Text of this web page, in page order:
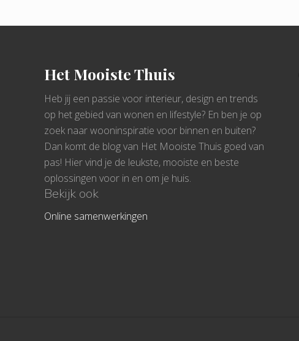
Het Mooiste Thuis
Heb jij een passie voor interieur, design en trends
op het gebied van wonen en lifestyle? En ben je op
zoek naar wooninspiratie voor binnen en buiten?
Dan komt de blog van Het Mooiste Thuis goed van
pas! Hier vind je de leukste, mooiste en beste
oplossingen voor in en om je huis.
Bekijk ook
Online samenwerkingen